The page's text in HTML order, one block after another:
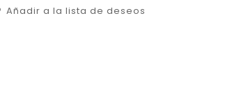
Añadir a la lista de deseos